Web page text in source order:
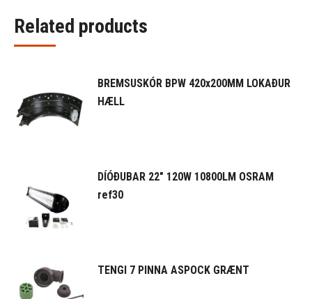
Related products
BREMSUSKÓR BPW 420x200MM LOKAÐUR
HÆLL
DÍÓÐUBAR 22" 120W 10800LM OSRAM
ref30
TENGI 7 PINNA ASPOCK GRÆNT